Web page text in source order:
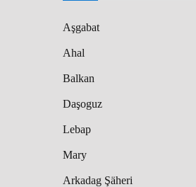
Aşgabat
Ahal
Balkan
Daşoguz
Lebap
Mary
Arkadag Şäheri